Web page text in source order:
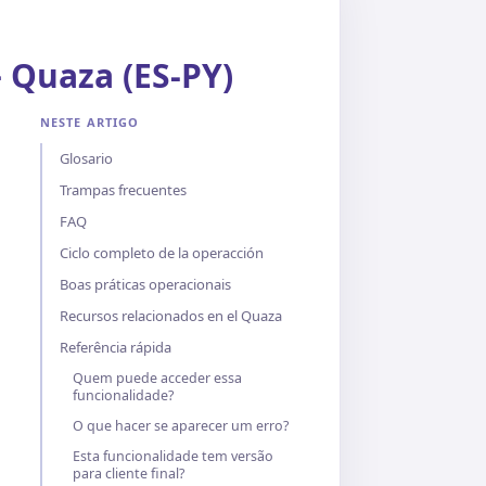
(ES-PY)
NESTE ARTIGO
Glosario
Trampas frecuentes
FAQ
Ciclo completo de la operacción
Boas práticas operacionais
Recursos relacionados en el Quaza
Referência rápida
Quem puede acceder essa
funcionalidade?
O que hacer se aparecer um erro?
Esta funcionalidade tem versão
para cliente final?